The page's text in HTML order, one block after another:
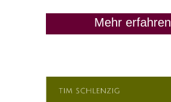
Mehr erfahren